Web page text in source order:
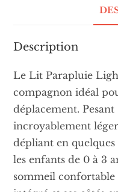
Description
Le Lit Parapluie
compagnon idéal
déplacement.
incroyablement
dépliant en
les enfants de 0 à 3
sommeil confortable